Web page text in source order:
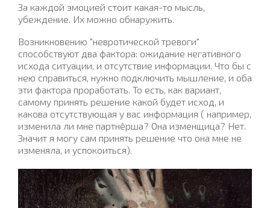
За каждой эмоцией стоит какая-то мысль,
убеждение. Их можно обнаружить.
Возникновению "невротической тревоги"
способствуют два фактора: ожидание негативного
исхода ситуации, и отсутствие информации. Что бы с
нею справиться, нужно подключить мышление, и оба
эти фактора проработать. То есть, как вариант,
самому принять решение какой будет исход, и
какова отсутствующая у вас информация ( например,
изменила ли мне партнёрша? Она изменщица? Нет.
Значит я могу сам принять решение что она мне не
изменяла, и успокоиться).